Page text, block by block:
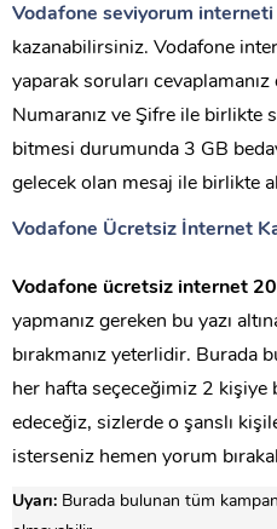
Vodafone seviyorum
kazanabilirsiniz. Vodafone
yaparak soruları
Numaranız ve Şifre ile birlikte
bitmesi durumunda 3 GB
gelecek olan mesaj ile birlikte
Vodafone Ücretsiz İnternet
Vodafone ücretsiz internet
yapmanız gereken bu yazı
bırakmanız yeterlidir. Burada
her hafta seçeceğimiz 2 kişiye
edeceğiz, sizlerde o şanslı
isterseniz hemen yorum
Uyarı: Burada bulunan tüm